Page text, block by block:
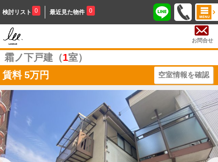
検討リスト 0 最近見た物件 0
お問合せ
霜ノ下戸建（1室）
賃料 5万円 空室情報を確認